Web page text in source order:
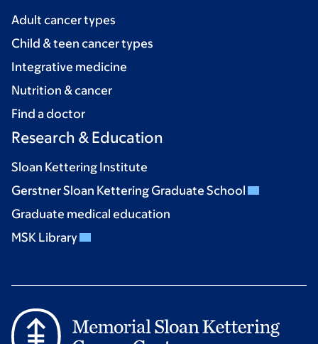
Adult cancer types
Child & teen cancer types
Integrative medicine
Nutrition & cancer
Find a doctor
Research & Education
Sloan Kettering Institute
Gerstner Sloan Kettering Graduate School
Graduate medical education
MSK Library